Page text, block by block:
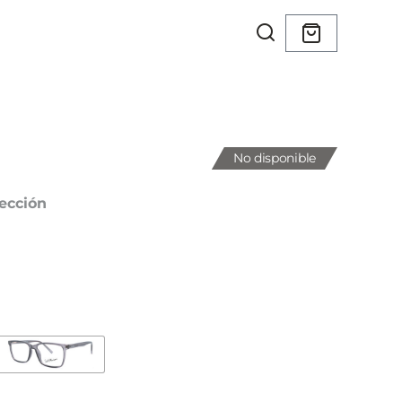
No disponible